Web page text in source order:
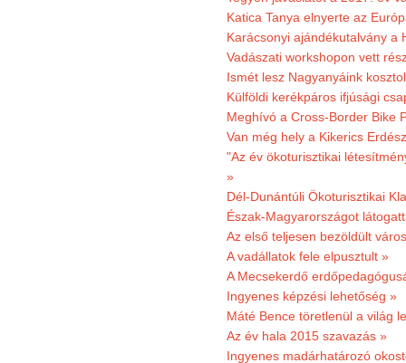
Katica Tanya elnyerte az
Karácsonyi ajándékutalvány a
Vadászati workshopon vett
Ismét lesz Nagyanyáink
Külföldi kerékpáros ifjúsági
Meghívó a Cross-Border Bike
Van még hely a Kikerics
"Az év ökoturisztikai
»
Dél-Dunántúli Ökoturisztikai
Észak-Magyarországot
Az első teljesen bezöldült
A vadállatok fele elpusztult »
A Mecsekerdő
Ingyenes képzési lehetőség »
Máté Bence töretlenül a világ
Az év hala 2015 szavazás »
Ingyenes madárhatározó